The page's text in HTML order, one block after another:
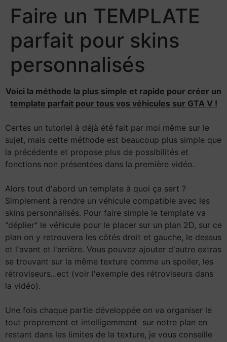
Faire un TEMPLATE
parfait pour skins
personnalisés
Voici la méthode la plus simple et rapide pour créer un
template parfait pour tous vos véhicules sur GTA V !
Certes un tutoriel à déjà été fait par moi même sur le
sujet, mais cette méthode est beaucoup plus simple que
la précédente et propose plus de possibilités et
fonctions non présentées dans la première vidéo.
Alors tout d'abord un template à quoi ça sert ?
Simplement à rendre un véhicule compatible avec les
skins personnalisés. Pour faire simple le template va
"déplier" le véhicule pour le placer sur un plan 2D, sur ce
plan on y retrouvera les côtés droit et gauche, le dessus
et l'avant et l'arrière. Vous pouvez ajouter d'autre extras
se trouvant sur la même texture comme un spoiler, les
rétroviseurs...ect (voir l'exemple des rétroviseurs dans
la vidéo).
Une fois chaque partie développée on va organiser le
tout proprement et intelligemment sur notre plan en
restant dans les limites de la texture, je vous conseille